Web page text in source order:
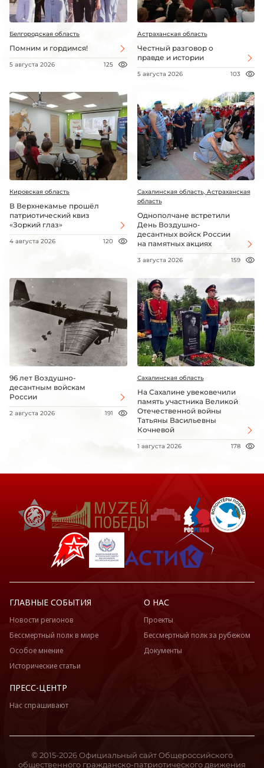
Белгородская область
Помним и гордимся!
5 августа 2026 125
Астраханская область
Честный разговор о
правде и истории
5 августа 2026 103
Кировская область
В Верхнекамье прошёл
патриотический квиз
«Зоркий глаз»
4 августа 2026 120
Сахалинская область, Астраханская
область
Однополчане встретили
День Воздушно-
десантных войск России
на памятных акциях
3 августа 2026 159
96 лет Воздушно-
десантным войскам
России
2 августа 2026 191
Сахалинская область
На Сахалине увековечили
память участника Великой
Отечественной войны
Татьяны Васильевны
Кочневой
1 августа 2026 178
ГЛАВНЫЕ СОБЫТИЯ
Новости регионов
Бессмертный полк в мире
Особое мнение
Исторические статьи
О НАС
Проекты
Бессмертный полк за рубежом
Документы
ПРЕСС-ЦЕНТР
Нас спрашивают
© 2015-2026 Официальный сайт Общероссийского
общественного гражданско-патриотического движения